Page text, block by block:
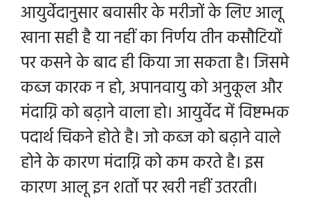
आयुर्वेदानुसार बवासीर के मरीजों के लिए आलू
खाना सही है या नहीं का निर्णय तीन कसौटियों
पर कसने के बाद ही किया जा सकता है। जिसमे
कब्ज कारक न हो, अपानवायु को अनुकूल और
मंदाग्नि को बढ़ाने वाला हो। आयुर्वेद में विष्टम्भक
पदार्थ चिकने होते है। जो कब्ज को बढ़ाने वाले
होने के कारण मंदाग्नि को कम करते है। इस
कारण आलू इन शर्तो पर खरी नहीं उतरती।